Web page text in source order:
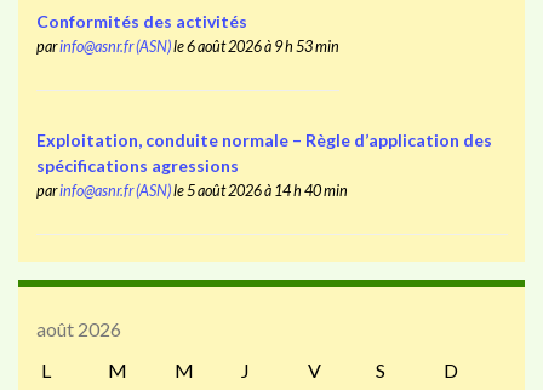
Conformités des activités
parinfo@asnr.fr (ASN)le 6 août 2026 à 9 h 53 min
Exploitation, conduite normale – Règle d’application des
spécifications agressions
parinfo@asnr.fr (ASN)le 5 août 2026 à 14 h 40 min
août 2026
L
M M J V S
D